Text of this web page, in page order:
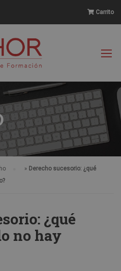
Carrito
» Derecho sucesorio: ¿qué
¿qué
no hay